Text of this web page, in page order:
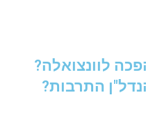
לוונצואלה?
התרבות?